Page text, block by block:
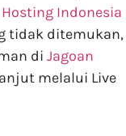
Indonesia
tidak ditemukan,
di Jagoan
melalui Live